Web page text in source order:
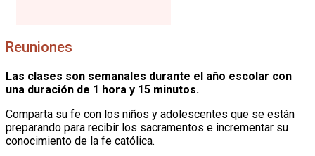
Reuniones
Las clases son semanales durante el año escolar con
una duración de 1 hora y 15 minutos.
Comparta su fe con los niños y adolescentes que se están
preparando para recibir los sacramentos e incrementar su
conocimiento de la fe católica.